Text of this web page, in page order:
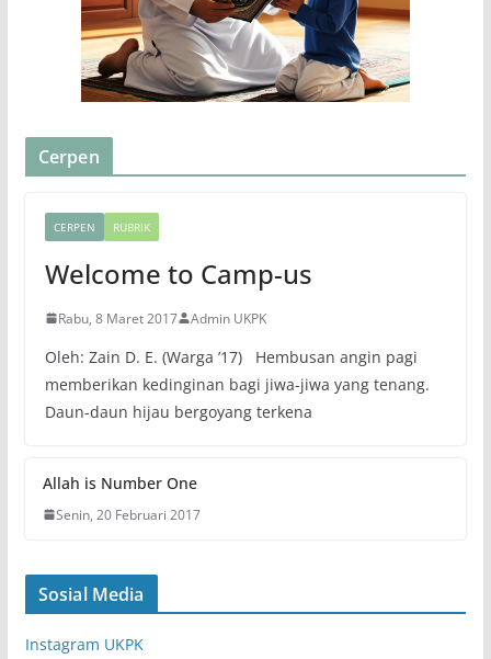
Cerpen
CERPEN RUBRIK
Welcome to Camp-us
Rabu, 8 Maret 2017 Admin UKPK
Oleh: Zain D. E. (Warga ’17) Hembusan angin pagi
memberikan kedinginan bagi jiwa-jiwa yang tenang.
Daun-daun hijau bergoyang terkena
Allah is Number One
Senin, 20 Februari 2017
Sosial Media
Instagram UKPK